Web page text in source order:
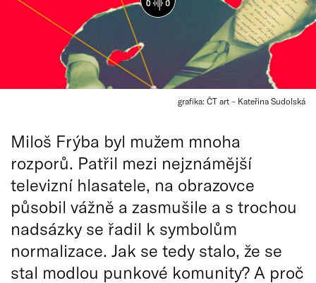
grafika: ČT art – Kateřina Sudolská
Miloš Frýba byl mužem mnoha
rozporů. Patřil mezi nejznámější
televizní hlasatele, na obrazovce
působil vážně a zasmušile a s trochou
nadsázky se řadil k symbolům
normalizace. Jak se tedy stalo, že se
stal modlou punkové komunity? A proč